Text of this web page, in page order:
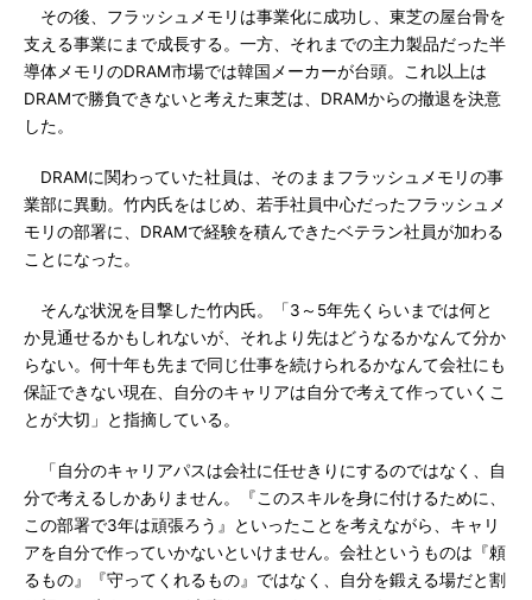
その後、フラッシュメモリは事業化に成功し、東芝の屋台骨を
支える事業にまで成長する。一方、それまでの主力製品だった半
導体メモリのDRAM市場では韓国メーカーが台頭。これ以上は
DRAMで勝負できないと考えた東芝は、DRAMからの撤退を決意
した。
DRAMに関わっていた社員は、そのままフラッシュメモリの事
業部に異動。竹内氏をはじめ、若手社員中心だったフラッシュメ
モリの部署に、DRAMで経験を積んできたベテラン社員が加わる
ことになった。
そんな状況を目撃した竹内氏。「3～5年先くらいまでは何と
か見通せるかもしれないが、それより先はどうなるかなんて分か
らない。何十年も先まで同じ仕事を続けられるかなんて会社にも
保証できない現在、自分のキャリアは自分で考えて作っていくこ
とが大切」と指摘している。
「自分のキャリアパスは会社に任せきりにするのではなく、自
分で考えるしかありません。『このスキルを身に付けるために、
この部署で3年は頑張ろう』といったことを考えながら、キャリ
アを自分で作っていかないといけません。会社というものは『頼
るもの』『守ってくれるもの』ではなく、自分を鍛える場だと割